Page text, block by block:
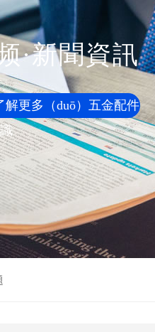
·新聞資訊
解更多（duō）五金配件